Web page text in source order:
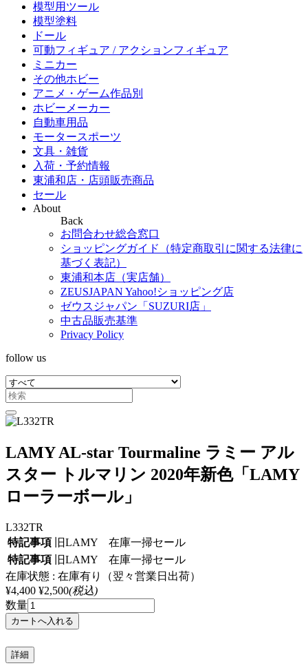
模型用ツール
模型塗料
ドール
可動フィギュア / アクションフィギュア
ミニカー
その他ホビー
アニメ・ゲーム作品別
ホビーメーカー
自動車用品
モータースポーツ
文具・雑貨
入荷・予約情報
東浦和店・店頭販売商品
セール
About
Back
お問合わせ総合窓口
ショッピングガイド（特定商取引に関する法律に
基づく表記）
東浦和本店（実店舗）
ZEUSJAPAN Yahoo!ショッピング店
ゼウスジャパン「SUZURI店」
中古品販売基準
Privacy Policy
follow us
LAMY AL-star Tourmaline ラミー アル
スター トルマリン 2020年新色「LAMY
ローラーボール」
L332TR
特記事項
旧LAMY 在庫一掃セール
特記事項
旧LAMY 在庫一掃セール
在庫状態 : 在庫有り（翌々営業日出荷）
¥4,400 ¥2,500(税込)
数量
詳細